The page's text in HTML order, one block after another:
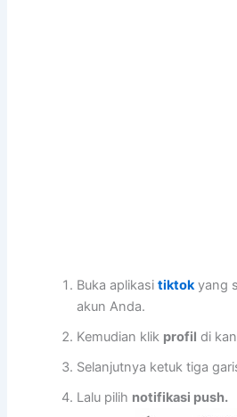
Buka aplikasitiktok yang
akun Anda.
Kemudian klik profil di
Selanjutnya ketuk tiga
Lalu pilih notifikasi push.